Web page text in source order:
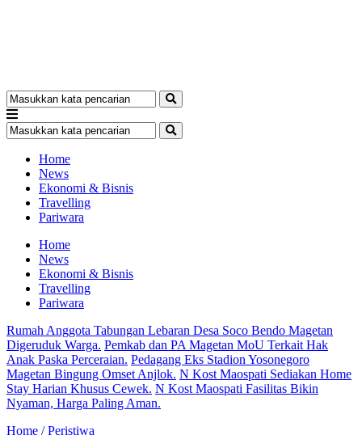
Home
News
Ekonomi & Bisnis
Travelling
Pariwara
Home
News
Ekonomi & Bisnis
Travelling
Pariwara
Rumah Anggota Tabungan Lebaran Desa Soco Bendo Magetan
Digeruduk Warga. Pemkab dan PA Magetan MoU Terkait Hak
Anak Paska Perceraian. Pedagang Eks Stadion Yosonegoro
Magetan Bingung Omset Anjlok. N Kost Maospati Sediakan Home
Stay Harian Khusus Cewek. N Kost Maospati Fasilitas Bikin
Nyaman, Harga Paling Aman.
Home /Peristiwa